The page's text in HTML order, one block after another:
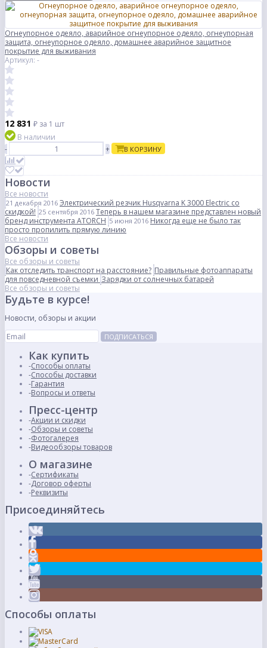
Огнеупорное одеяло, аварийное огнеупорное одеяло, огнеупорная
защита, огнеупорное одеяло, домашнее аварийное защитное
покрытие для выживания
Артикул: -
12 831 ₽ за 1 шт
В наличии
-
+ В КОРЗИНУ
Новости
Все новости
21 декабря 2016 Электрический резчик Husqvarna K 3000 Electric со
скидкой! 25 сентября 2016 Теперь в нашем магазине представлен новый
бренд инструмента ATORCH 5 июня 2016 Никогда еще не было так
просто пропилить прямую линию
Все новости
Обзоры и советы
Все обзоры и советы
Как отследить транспорт на расстояние? Правильные фотоаппараты
для повседневной съемки Зарядки от солнечных батарей
Все обзоры и советы
Будьте в курсе!
Новости, обзоры и акции
ПОДПИСАТЬСЯ
Как купить
Способы оплаты
Способы доставки
Гарантия
Вопросы и ответы
Пресс-центр
Акции и скидки
Обзоры и советы
Фотогалерея
Видеообзоры товаров
О магазине
Сертификаты
Договор оферты
Реквизиты
Присоединяйтесь
Способы оплаты